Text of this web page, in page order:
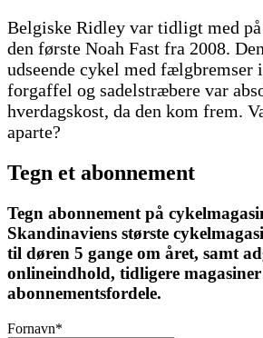
Belgiske Ridley var tidligt med på
den første Noah Fast fra 2008.
udseende cykel med fælgbremser
forgaffel og sadelstræbere var
hverdagskost, da den kom frem.
aparte?
Tegn et abonnement
Tegn abonnement på
Skandinaviens største
til døren 5 gange om året, samt
onlineindhold, tidligere magasiner
abonnementsfordele.
Fornavn*